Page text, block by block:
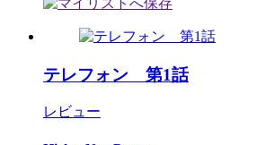
テレフォン 第1話
レビュー